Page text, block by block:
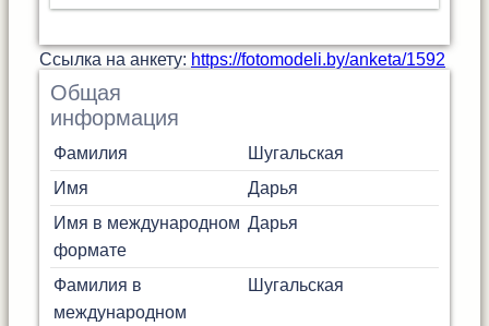
Cсылка на анкету: https://fotomodeli.by/anketa/1592
Общая
информация
Фамилия
Шугальская
Имя
Дарья
Имя в международном
формате
Дарья
Фамилия в
международном
Шугальская